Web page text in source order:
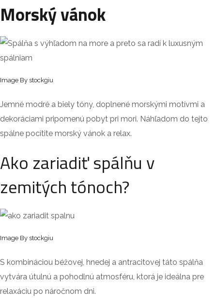
Morský vánok
Image By stockgiu
Jemné modré a biely tóny, doplnené morskými motívmi a
dekoráciami pripomenú pobyt pri mori. Náhľadom do tejto
spálne pocítite morský vánok a relax.
Ako zariadiť spálňu v
zemitých tónoch?
Image By stockgiu
S kombináciou béžovej, hnedej a antracitovej táto spálňa
vytvára útulnú a pohodlnú atmosféru, ktorá je ideálna pre
relaxáciu po náročnom dni.